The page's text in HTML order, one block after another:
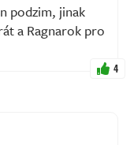
podzim, jinak
a Ragnarok pro
4